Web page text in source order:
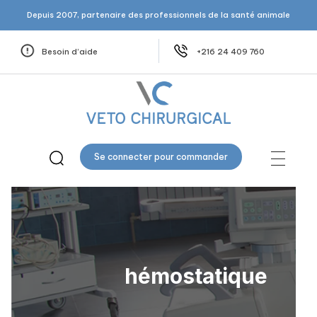
Depuis 2007, partenaire des professionnels de la santé animale
Besoin d’aide +216 24 409 760
Se connecter pour commander
hémostatique